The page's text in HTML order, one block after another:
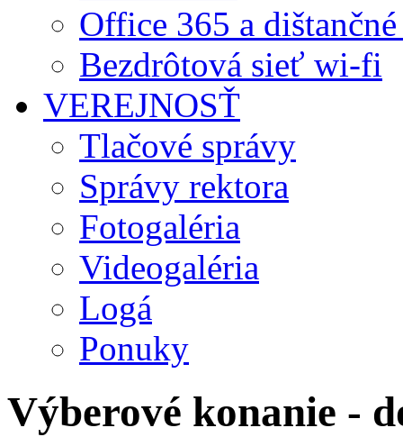
Office 365 a
Bezdrôtová sieť wi-fi
VEREJNOSŤ
Tlačové správy
Správy rektora
Fotogaléria
Videogaléria
Logá
Ponuky
Výberové konanie -